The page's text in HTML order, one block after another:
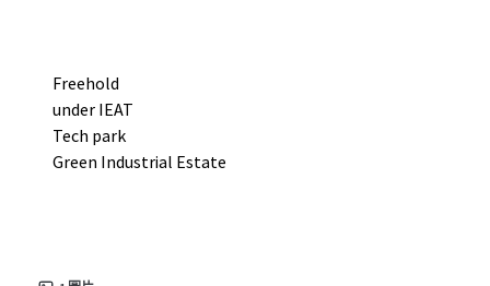
Freehold
under IEAT
Tech park
Green Industrial Estate